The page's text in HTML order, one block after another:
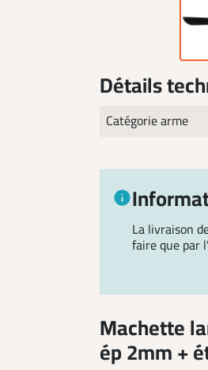
Détails
Catégorie arme
La livraison
faire que par
Machette
ép 2mm +